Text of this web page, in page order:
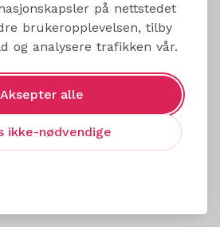
på nettstedet
brukeropplevelsen, tilby
og analysere trafikken vår.
Aksepter alle
ikke-nødvendige